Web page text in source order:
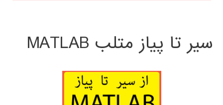
سیر تا پیاز متلب MATLAB